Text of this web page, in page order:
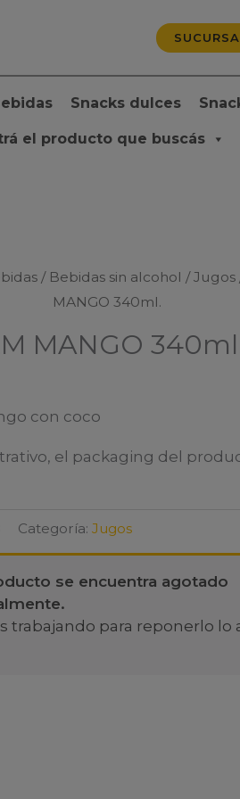
Snacks dulces
el producto que buscás
/ Bebidas sin alcohol /Jugos
MANGO 340ml.
MANGO
con coco
el packaging del
Categoría: Jugos
se encuentra agotado
trabajando para reponerlo lo